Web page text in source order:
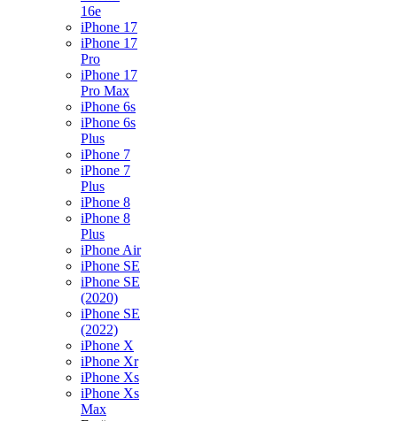
16e
iPhone 17
iPhone 17
Pro
iPhone 17
Pro Max
iPhone 6s
iPhone 6s
Plus
iPhone 7
iPhone 7
Plus
iPhone 8
iPhone 8
Plus
iPhone Air
iPhone SE
iPhone SE
(2020)
iPhone SE
(2022)
iPhone X
iPhone Xr
iPhone Xs
iPhone Xs
Max